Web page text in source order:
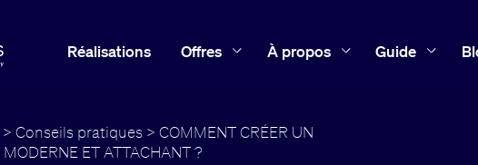
Réalisations Offres À propos Guide
>Conseils pratiques > COMMENT CRÉER UN
ET ATTACHANT ?